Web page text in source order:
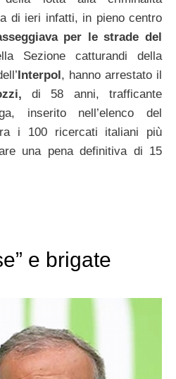
di ieri infatti, in pieno centro
per le strade del
Sezione catturandi della
Interpol , hanno arrestato il
di 58 anni, trafficante
inserito nell’elenco del
i 100 ricercati italiani più
una pena definitiva di 15
e brigate